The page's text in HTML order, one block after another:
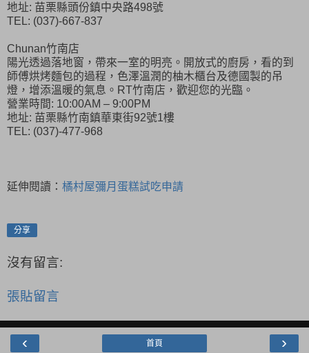
地址: 苗栗縣頭份鎮中央路498號
TEL: (037)-667-837
Chunan竹南店
陽光透過落地窗，帶來一室的明亮。開放式的廚房，看的到
師傅烘烤麵包的過程，色澤溫潤的柚木櫃台及德國製的吊
燈，增添溫暖的氣息。RT竹南店，歡迎您的光臨。
營業時間: 10:00AM – 9:00PM
地址: 苗栗縣竹南鎮華東街92號1樓
TEL: (037)-477-968
延伸閱讀： 橘村屋彌月蛋糕試吃申請
分享
沒有留言:
張貼留言
‹ ›
首頁